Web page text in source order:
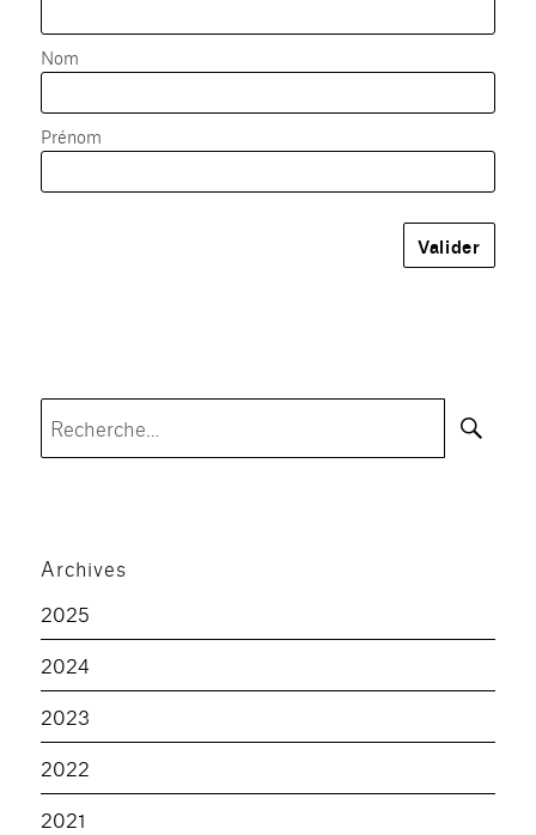
Nom
Prénom
Archives
2025
2024
2023
2022
2021